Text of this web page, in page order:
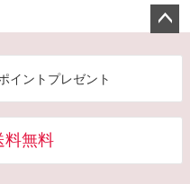
へ
イントプレゼント
料無料